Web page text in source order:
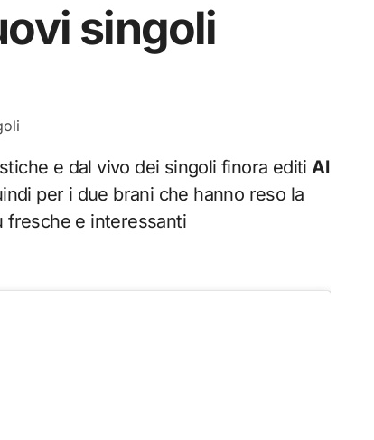
singoli
e dal vivo dei singoli finora editiAl
per i due brani che hanno reso la
fresche e interessanti